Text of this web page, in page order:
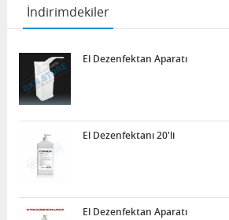
İndirimdekiler
El Dezenfektan Aparatı
El Dezenfektanı 20'li
El Dezenfektan Aparatı